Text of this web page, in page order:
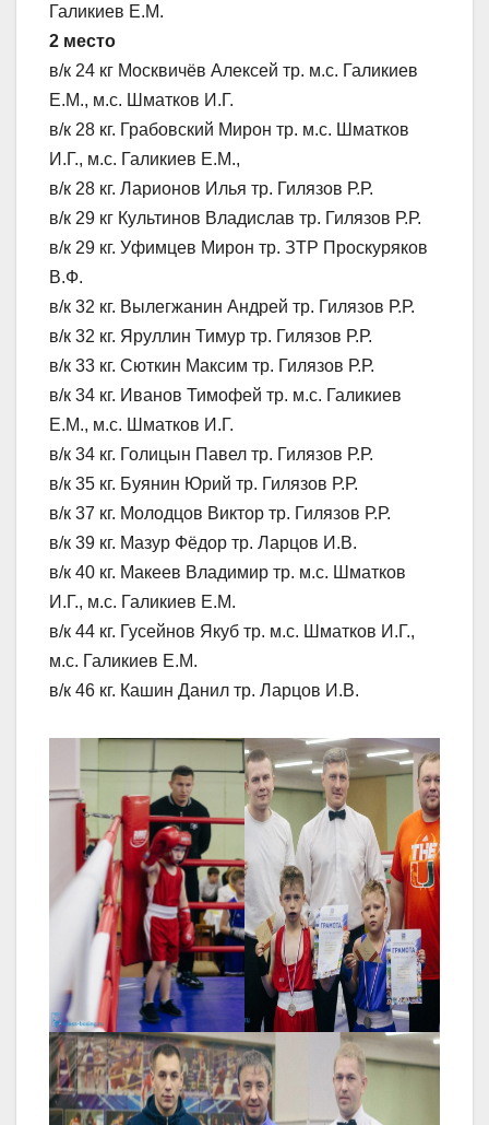
Галикиев Е.М.
2 место
в/к 24 кг Москвичёв Алексей тр. м.с. Галикиев
Е.М., м.с. Шматков И.Г.
в/к 28 кг. Грабовский Мирон тр. м.с. Шматков
И.Г., м.с. Галикиев Е.М.,
в/к 28 кг. Ларионов Илья тр. Гилязов Р.Р.
в/к 29 кг Культинов Владислав тр. Гилязов Р.Р.
в/к 29 кг. Уфимцев Мирон тр. ЗТР Проскуряков
В.Ф.
в/к 32 кг. Вылегжанин Андрей тр. Гилязов Р.Р.
в/к 32 кг. Яруллин Тимур тр. Гилязов Р.Р.
в/к 33 кг. Сюткин Максим тр. Гилязов Р.Р.
в/к 34 кг. Иванов Тимофей тр. м.с. Галикиев
Е.М., м.с. Шматков И.Г.
в/к 34 кг. Голицын Павел тр. Гилязов Р.Р.
в/к 35 кг. Буянин Юрий тр. Гилязов Р.Р.
в/к 37 кг. Молодцов Виктор тр. Гилязов Р.Р.
в/к 39 кг. Мазур Фёдор тр. Ларцов И.В.
в/к 40 кг. Макеев Владимир тр. м.с. Шматков
И.Г., м.с. Галикиев Е.М.
в/к 44 кг. Гусейнов Якуб тр. м.с. Шматков И.Г.,
м.с. Галикиев Е.М.
в/к 46 кг. Кашин Данил тр. Ларцов И.В.